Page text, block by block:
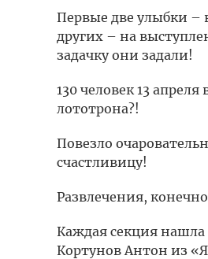
Первые две улыбки –
других – на
задачку они задали!
130 человек 13
лототрона?!
Повезло
счастливицу!
Развлечения,
Каждая секция
Кортунов Антон из